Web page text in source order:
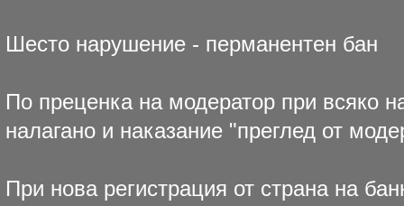
Шесто нарушение - перманентен бан
По преценка на модератор при всяко
налагано и наказание "преглед от
При нова регистрация от страна на